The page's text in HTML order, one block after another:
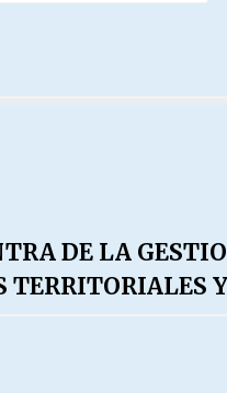
DE LA
TERRITORIALES